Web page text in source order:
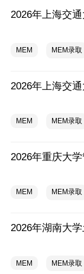
MEM MEM录取
MEM MEM录取
MEM MEM录取
MEM MEM录取